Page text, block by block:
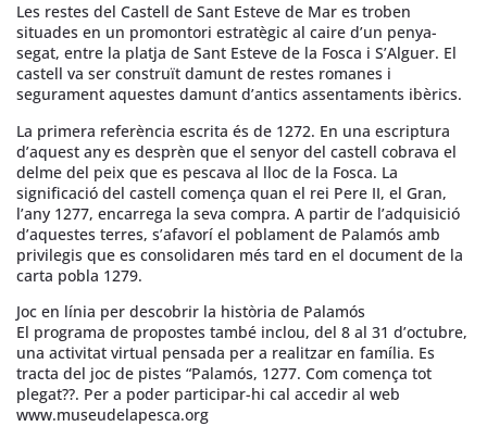
Les restes del Castell de Sant Esteve de Mar es troben
situades en un promontori estratègic al caire d’un penya-
segat, entre la platja de Sant Esteve de la Fosca i S’Alguer. El
castell va ser construït damunt de restes romanes i
segurament aquestes damunt d’antics assentaments ibèrics.
La primera referència escrita és de 1272. En una escriptura
d’aquest any es desprèn que el senyor del castell cobrava el
delme del peix que es pescava al lloc de la Fosca. La
significació del castell comença quan el rei Pere II, el Gran,
l’any 1277, encarrega la seva compra. A partir de l’adquisició
d’aquestes terres, s’afavorí el poblament de Palamós amb
privilegis que es consolidaren més tard en el document de la
carta pobla 1279.
Joc en línia per descobrir la història de Palamós
El programa de propostes també inclou, del 8 al 31 d’octubre,
una activitat virtual pensada per a realitzar en família. Es
tracta del joc de pistes “Palamós, 1277. Com comença tot
plegat??. Per a poder participar-hi cal accedir al web
www.museudelapesca.org